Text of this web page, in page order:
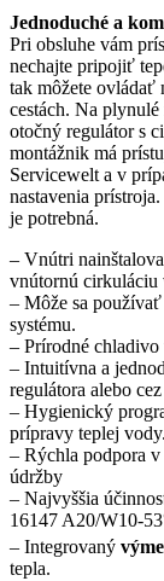
Jednoduché a
Pri obsluhe vám
nechajte pripojiť
tak môžete ovládať
cestách. Na
otočný regulátor s
montážnik má
Servicewelt a v
nastavenia
je potrebná.
– Vnútri
vnútornú cirkuláciu
– Môže sa
systému.
– Prírodné
– Intuitívna a
regulátora alebo
– Hygienický
prípravy teplej vody.
– Rýchla podpora
údržby
– Najvyššia
16147 A20/W10-
– Integrovaný
tepla.